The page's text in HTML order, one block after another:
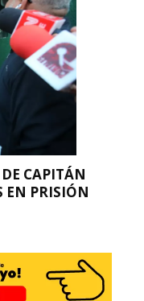
CAPITÁN
EN PRISIÓN